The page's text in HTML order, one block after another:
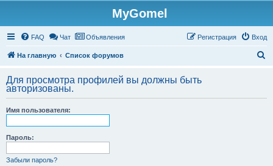
MyGomel
FAQ Чат Объявления Вход
Регистрация
На главную Список форумов
с
Для просмотра профилей вы должны быть
авторизованы.
Имя пользователя:
Пароль:
Забыли пароль?